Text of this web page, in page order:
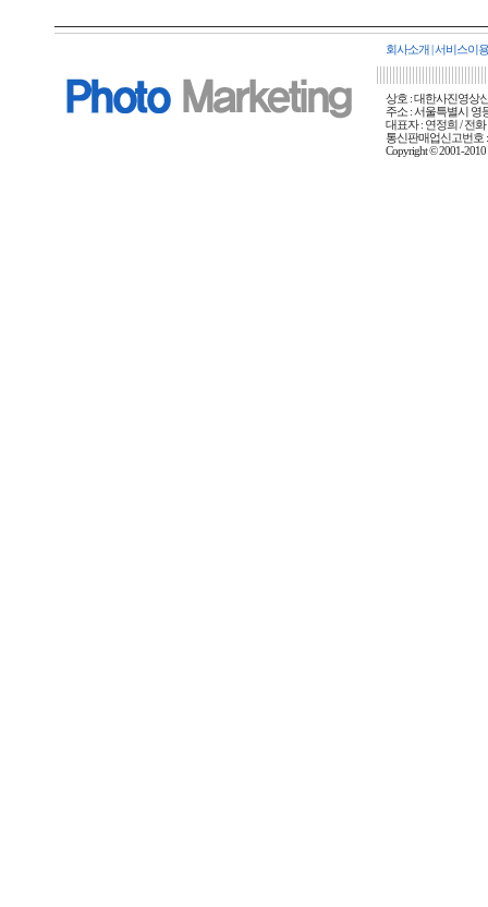
회사소개 서비스이
상호 : 대한사진영상
주소 : 서울특별시 영
대표자 : 연정희 / 전화
통신판매업신고번호
Copyright © 2001-